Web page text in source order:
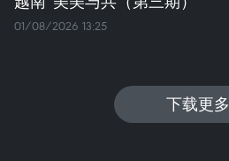
01/08/2026 13:25
下载更多